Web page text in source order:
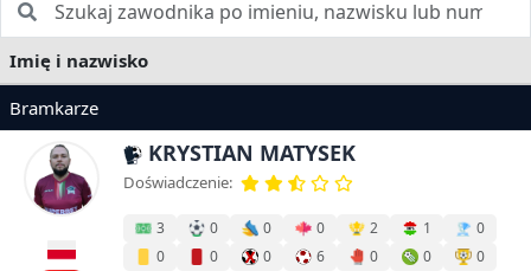
Imię i nazwisko
Bramkarze
KRYSTIAN MATYSEK
Doświadczenie:
3 0 0 0 2 1
0
0
0 0 6 0 0
0